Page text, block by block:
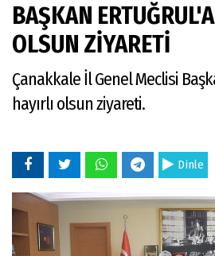
BAŞKAN
OLSUN ZİYARETİ
Çanakkale İl Genel Meclisi
hayırlı olsun ziyareti.
Dinle